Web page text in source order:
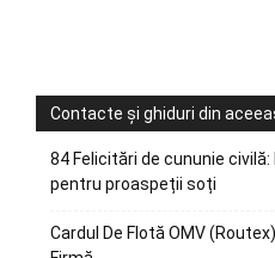
Contacte și ghiduri din
84 Felicitări de cununie
pentru proaspeții soți
Cardul De Flotă OMV